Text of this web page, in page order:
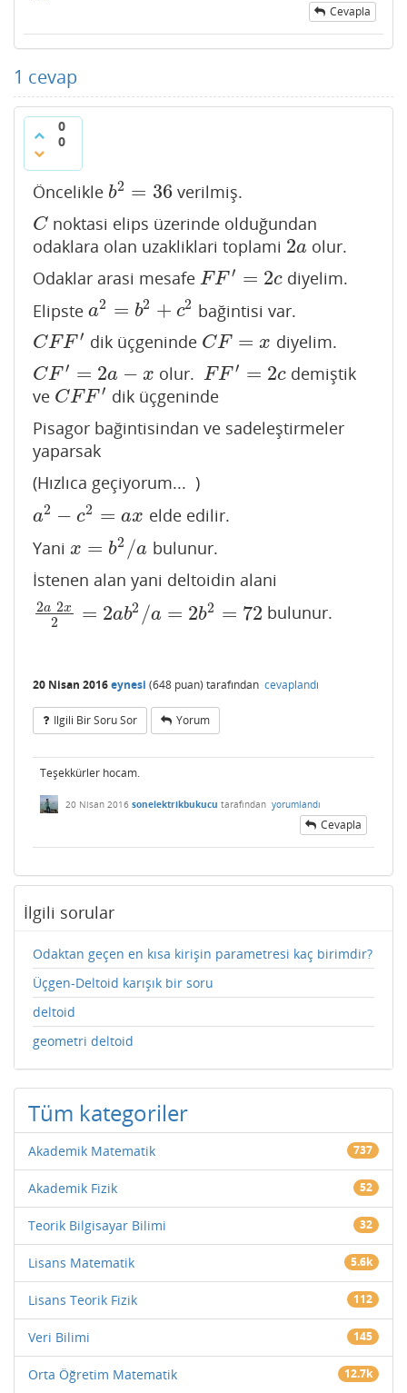
Cevapla
1 cevap
0
0
Öncelikle b2 = 36
b2 =36 verilmiş.
C
C noktasi elips üzerinde olduğundan
odaklara olan uzakliklari toplami 2a
2a olur.
Odaklar arasi mesafe FF ′ = 2c
FF′=2 c
diyelim.
Elipste a2 = b2 + c2
a2 =b2 +c 2 bağintisi var.
CFF ′
CFF′ dik üçgeninde CF = x
CF=x diyelim.
CF ′ = 2a − x
CF′=2 a− x olur. FF ′ = 2c
FF′=2 c
demiştik
ve CFF ′
CFF′
dik üçgeninde
Pisagor bağintisindan ve sadeleştirmeler
yaparsak
(Hızlıca geçiyorum... )
a2 − c2 = ax
a2 −c2=a x
elde edilir.
Yani x = b2 /a
x= b2 /a
bulunur.
İstenen alan yani deltoidin alani
2a 2x
2 = 2ab2 /a = 2b2 = 72
2a2x2 =2ab2/a =2b 2= 72 bulunur.
20 Nisan 2016eynesi (648 puan) tarafından cevaplandı
Ilgili Bir Soru Sor Yorum
Teşekkürler hocam.
20 Nisan 2016 sonelektrikbukucu tarafından yorumlandı
Cevapla
İlgili sorular
Odaktan geçen en kısa kirişin parametresi kaç birimdir?
Üçgen-Deltoid karışık bir soru
deltoid
geometri deltoid
Tüm kategoriler
Akademik Matematik 737
Akademik Fizik 52
Teorik Bilgisayar Bilimi 32
Lisans Matematik 5.6k
Lisans Teorik Fizik 112
Veri Bilimi 145
Orta Öğretim Matematik 12.7k